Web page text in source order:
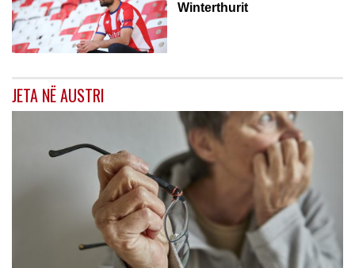
Winterthurit
JETA NË AUSTRI